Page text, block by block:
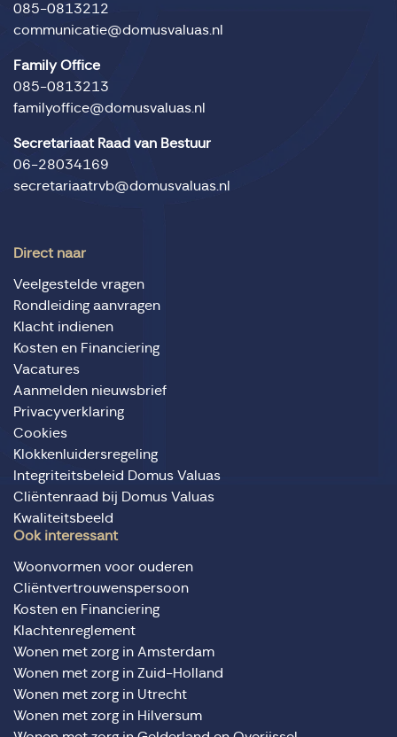
085-0813212
communicatie@domusvaluas.nl
Family Office
085-0813213
familyoffice@domusvaluas.nl
Secretariaat Raad van Bestuur
06-28034169
secretariaatrvb@domusvaluas.nl
Direct naar
Veelgestelde vragen
Rondleiding aanvragen
Klacht indienen
Kosten en Financiering
Vacatures
Aanmelden nieuwsbrief
Privacyverklaring
Cookies
Klokkenluidersregeling
Integriteitsbeleid Domus Valuas
Cliëntenraad bij Domus Valuas
Kwaliteitsbeeld
Ook interessant
Woonvormen voor ouderen
Cliëntvertrouwenspersoon
Kosten en Financiering
Klachtenreglement
Wonen met zorg in Amsterdam
Wonen met zorg in Zuid-Holland
Wonen met zorg in Utrecht
Wonen met zorg in Hilversum